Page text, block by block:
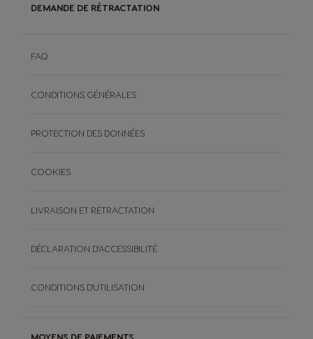
DEMANDE DE RÉTRACTATION
MOYENS DE PAIEMENTS
FAQ
CONDITIONS GÉNÉRALES
PROTECTION DES DONNÉES
COOKIES
LIVRAISON ET RÉTRACTATION
DÉCLARATION D'ACCESSIBILITÉ
CONDITIONS D'UTILISATION